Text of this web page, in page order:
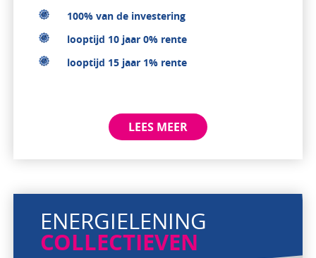
100% van de investering
looptijd 10 jaar 0% rente
looptijd 15 jaar 1% rente
LEES MEER
ENERGIELENING
COLLECTIEVEN